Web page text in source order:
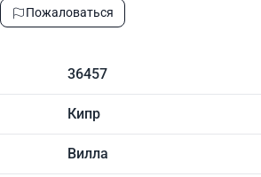
Пожаловаться
36457
Кипр
Вилла